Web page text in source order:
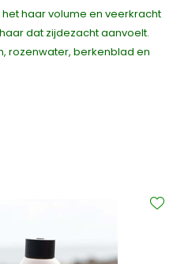
haar volume en veerkracht
dat zijdezacht aanvoelt.
rozenwater, berkenblad en